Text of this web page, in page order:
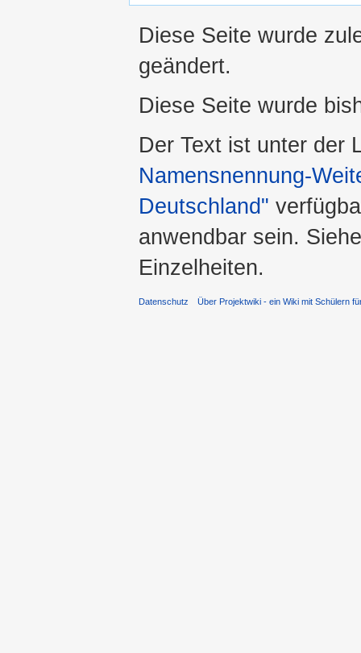
Diese Seite wurde
geändert.
Diese Seite wurde
Der Text ist unter der
Namensnennung-
Deutschland"
anwendbar sein.
Einzelheiten.
Datenschutz Über Projektwiki - ein Wiki mit Schülern